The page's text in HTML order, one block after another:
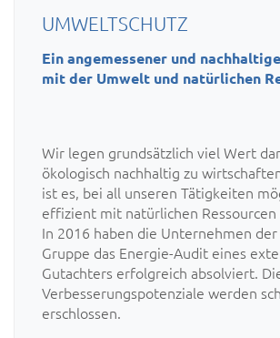
UMWELTSCHUTZ
Ein angemessener und
mit der Umwelt und natürlichen
Wir legen grundsätzlich viel Wert
ökologisch nachhaltig zu
ist es, bei all unseren Tätigkeiten
effizient mit natürlichen Ressourcen
In 2016 haben die Unternehmen der
Gruppe das Energie-Audit eines
Gutachters erfolgreich absolviert.
Verbesserungspotenziale werden
erschlossen.